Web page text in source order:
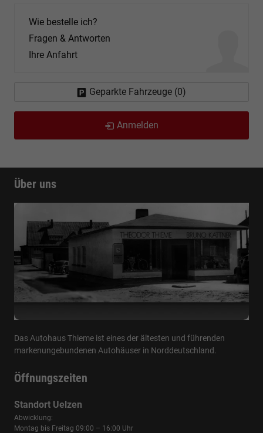
Wie bestelle ich?
Fragen & Antworten
Ihre Anfahrt
Geparkte Fahrzeuge (0)
Anmelden
Über uns
Das Autohaus Thieme ist eines der ältesten und führenden
markenungebundenen Autohäuser in Norddeutschland.
Öffnungszeiten
Standort Uelzen
Abwicklung:
Montag bis Freitag 09:00 – 16:00 Uhr